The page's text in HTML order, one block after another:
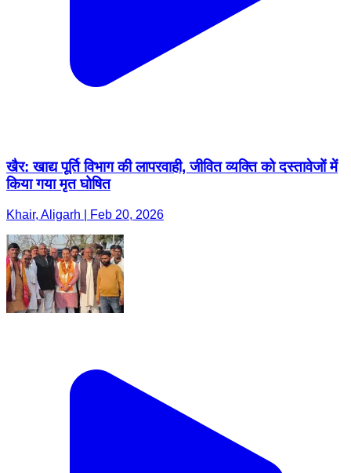
खैर: खाद्य पूर्ति विभाग की लापरवाही, जीवित व्यक्ति को दस्तावेजों में
किया गया मृत घोषित
Khair, Aligarh | Feb 20, 2026